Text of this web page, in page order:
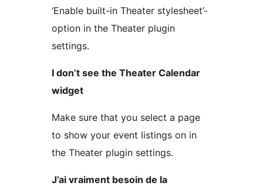
‘Enable built-in Theater stylesheet’-
option in the Theater plugin
settings.
I don’t see the Theater Calendar
widget
Make sure that you select a page
to show your event listings on in
the Theater plugin settings.
J’ai vraiment besoin de la